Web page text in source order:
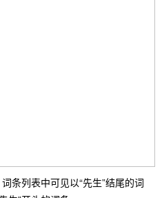
条列表中可见以“先生”结尾的词